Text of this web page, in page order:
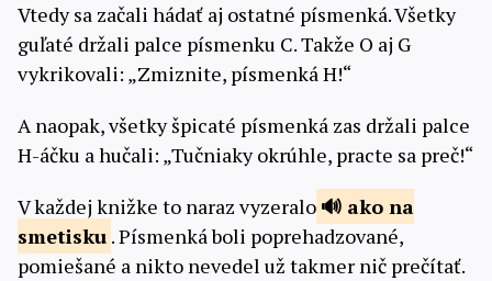
Vtedy sa začali hádať aj ostatné písmenká. Všetky
guľaté držali palce písmenku C. Takže O aj G
vykrikovali: „Zmiznite, písmenká H!“
A naopak, všetky špicaté písmenká zas držali palce
H-áčku a hučali: „Tučniaky okrúhle, practe sa preč!“
V každej knižke to naraz vyzeralo
ako na
smetisku . Písmenká boli poprehadzované,
pomiešané a nikto nevedel už takmer nič prečítať.